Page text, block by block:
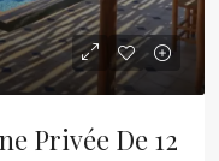
Privée De 12